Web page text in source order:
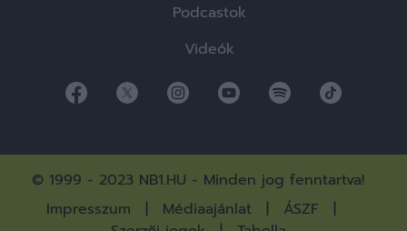
Podcastok
Videók
© 1999 - 2023 NB1.HU - Minden jog fenntartva!
Impresszum
Médiaajánlat
ÁSZF